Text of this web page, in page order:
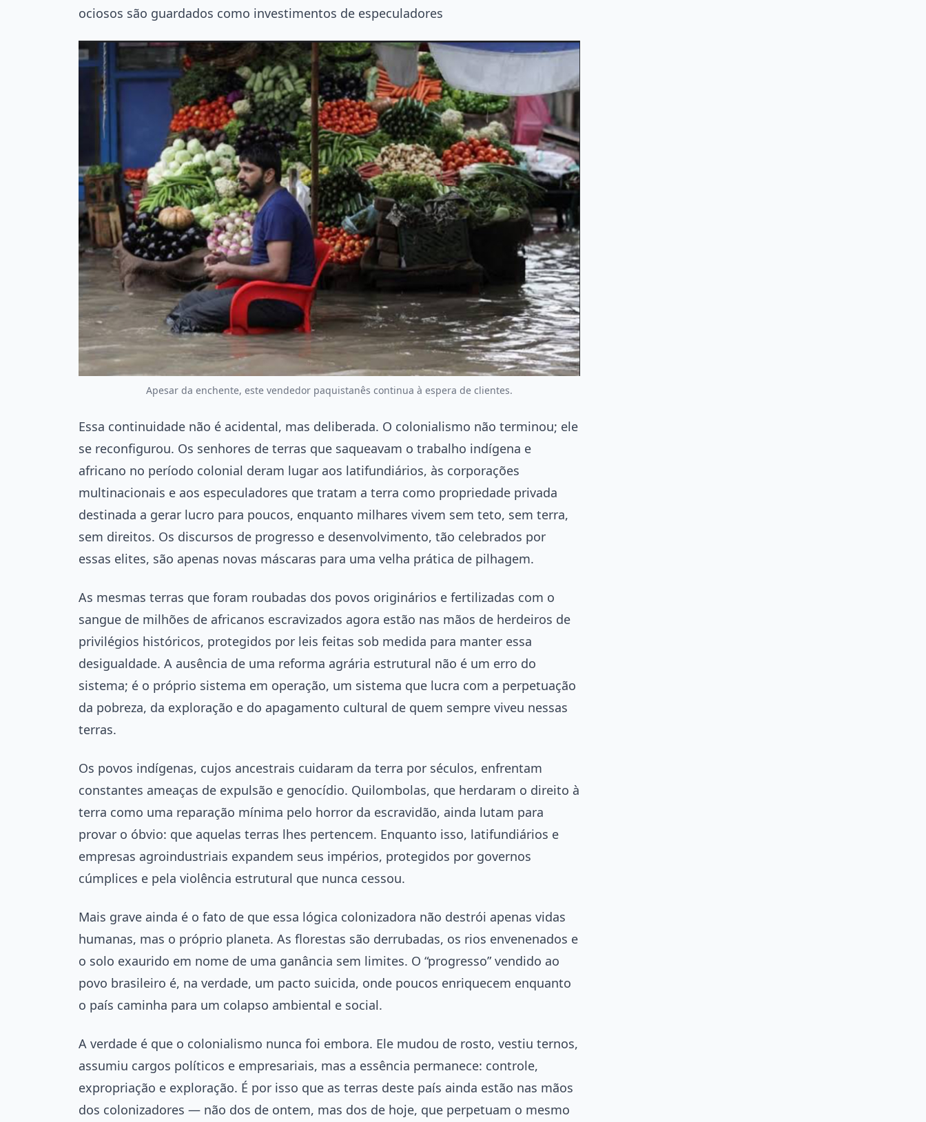
ociosos são guardados como investimentos de especuladores
Apesar da enchente, este vendedor paquistanês continua à espera de clientes.
Essa continuidade não é acidental, mas deliberada. O colonialismo não terminou; ele
se reconfigurou. Os senhores de terras que saqueavam o trabalho indígena e
africano no período colonial deram lugar aos latifundiários, às corporações
multinacionais e aos especuladores que tratam a terra como propriedade privada
destinada a gerar lucro para poucos, enquanto milhares vivem sem teto, sem terra,
sem direitos. Os discursos de progresso e desenvolvimento, tão celebrados por
essas elites, são apenas novas máscaras para uma velha prática de pilhagem.
As mesmas terras que foram roubadas dos povos originários e fertilizadas com o
sangue de milhões de africanos escravizados agora estão nas mãos de herdeiros de
privilégios históricos, protegidos por leis feitas sob medida para manter essa
desigualdade. A ausência de uma reforma agrária estrutural não é um erro do
sistema; é o próprio sistema em operação, um sistema que lucra com a perpetuação
da pobreza, da exploração e do apagamento cultural de quem sempre viveu nessas
terras.
Os povos indígenas, cujos ancestrais cuidaram da terra por séculos, enfrentam
constantes ameaças de expulsão e genocídio. Quilombolas, que herdaram o direito à
terra como uma reparação mínima pelo horror da escravidão, ainda lutam para
provar o óbvio: que aquelas terras lhes pertencem. Enquanto isso, latifundiários e
empresas agroindustriais expandem seus impérios, protegidos por governos
cúmplices e pela violência estrutural que nunca cessou.
Mais grave ainda é o fato de que essa lógica colonizadora não destrói apenas vidas
humanas, mas o próprio planeta. As florestas são derrubadas, os rios envenenados e
o solo exaurido em nome de uma ganância sem limites. O “progresso” vendido ao
povo brasileiro é, na verdade, um pacto suicida, onde poucos enriquecem enquanto
o país caminha para um colapso ambiental e social.
A verdade é que o colonialismo nunca foi embora. Ele mudou de rosto, vestiu ternos,
assumiu cargos políticos e empresariais, mas a essência permanece: controle,
expropriação e exploração. É por isso que as terras deste país ainda estão nas mãos
dos colonizadores — não dos de ontem, mas dos de hoje, que perpetuam o mesmo